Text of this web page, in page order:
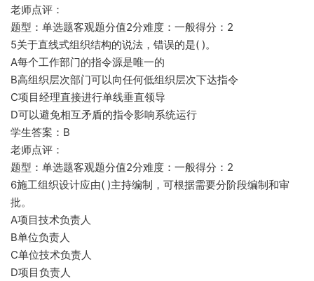
老师点评：
题型：单选题客观题分值2分难度：一般得分：2
5关于直线式组织结构的说法，错误的是( )。
A每个工作部门的指令源是唯一的
B高组织层次部门可以向任何低组织层次下达指令
C项目经理直接进行单线垂直领导
D可以避免相互矛盾的指令影响系统运行
学生答案：B
老师点评：
题型：单选题客观题分值2分难度：一般得分：2
6施工组织设计应由( )主持编制，可根据需要分阶段编制和审
批。
A项目技术负责人
B单位负责人
C单位技术负责人
D项目负责人